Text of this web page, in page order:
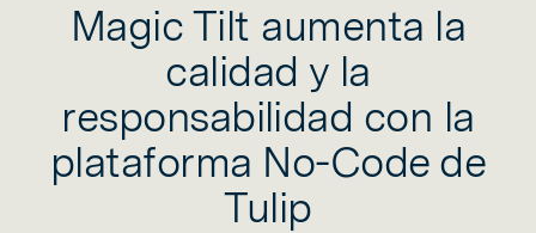
Magic Tilt aumenta la
calidad y la
responsabilidad con la
plataforma No-Code de
Tulip